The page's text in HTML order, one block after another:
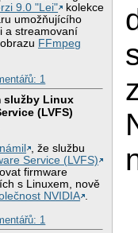
9.0 "Lei"
kolekce
umožňujícího
a streamovaní
FFmpeg
1
služby Linux
(LVFS)
, že službu
Service (LVFS)
firmware
s Linuxem, nově
NVIDIA .
1